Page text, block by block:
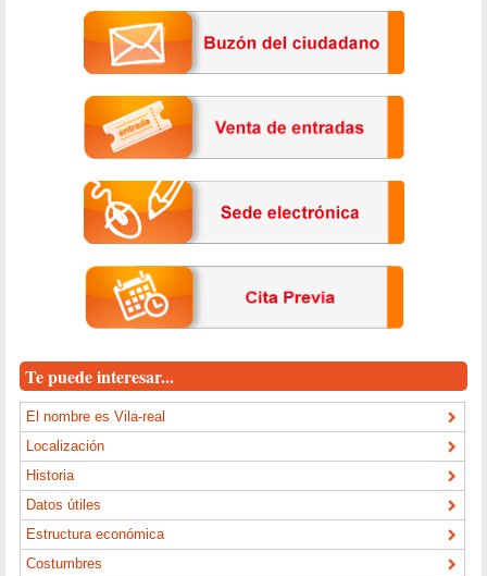
Te puede interesar...
El nombre es Vila-real
Localización
Historia
Datos útiles
Estructura económica
Costumbres